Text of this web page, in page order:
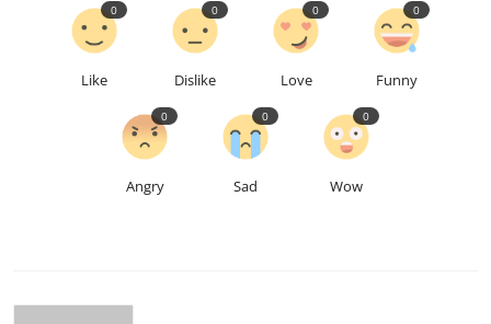
Like
0
Dislike
0
Love
0
Funny
0
Angry
0
Sad
0
Wow
0